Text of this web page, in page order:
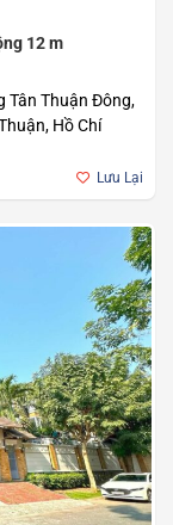
12 m
Tân Thuận Đông,
Hồ Chí
Lưu Lại